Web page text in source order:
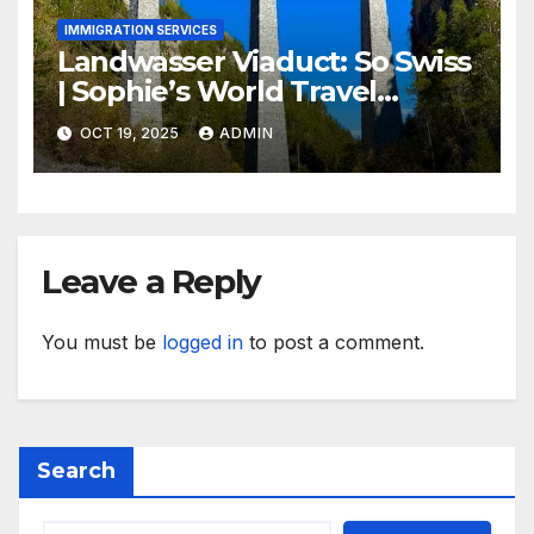
IMMIGRATION SERVICES
Landwasser Viaduct: So Swiss
| Sophie’s World Travel
Inspiration
OCT 19, 2025 ADMIN
Leave a Reply
You must be logged in to post a comment.
Search